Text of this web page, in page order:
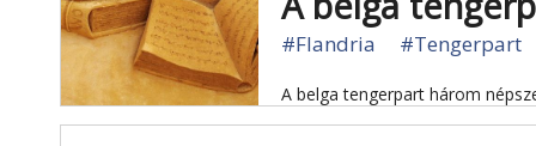
#Flandria #Tengerpart
A belga tengerpart három